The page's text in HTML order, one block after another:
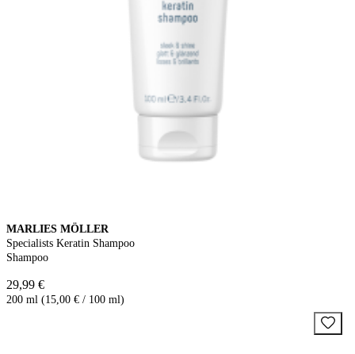
MARLIES MÖLLER
Specialists Keratin Shampoo
Shampoo
29,99 €
200 ml (15,00 € / 100 ml)